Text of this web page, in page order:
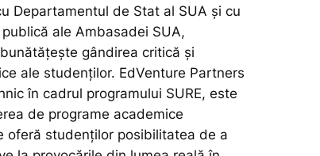
Departamentul de Stat al SUA și cu
ale Ambasadei SUA,
gândirea critică și
ale studenților. EdVenture Partners
în cadrul programului SURE, este
de programe academice
oferă studenților posibilitatea de a